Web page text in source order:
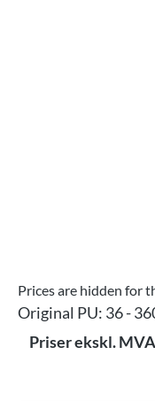
Prices are hidden for
Original PU: 36 -
Priser ekskl.